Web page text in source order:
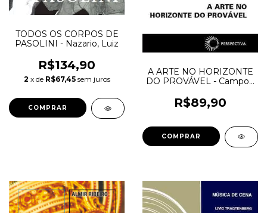
TODOS OS CORPOS DE
PASOLINI - Nazario, Luiz
R$134,90
2 x de R$67,45 sem juros
A ARTE NO HORIZONTE
DO PROVÁVEL - Campos,
R$89,90